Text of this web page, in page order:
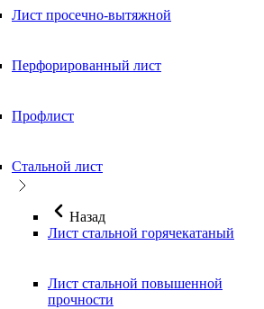
Лист просечно-вытяжной
Перфорированный лист
Профлист
Стальной лист
Назад
Лист стальной горячекатаный
Лист стальной повышенной
прочности